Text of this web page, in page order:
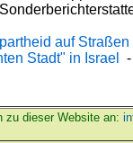
auf Straßen
Stadt" in Israel
zu dieser Website an: